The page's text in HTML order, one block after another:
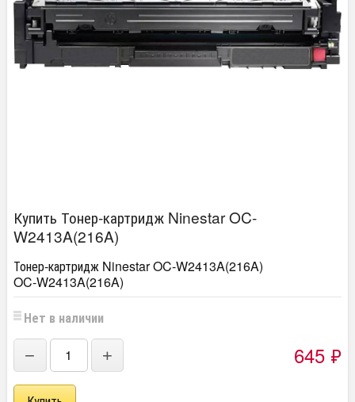
Купить Тонер-картридж Ninestar OC-
W2413A(216A)
Тонер-картридж Ninestar OC-W2413A(216A)
OC-W2413A(216A)
Нет в наличии
− + 645 ₽